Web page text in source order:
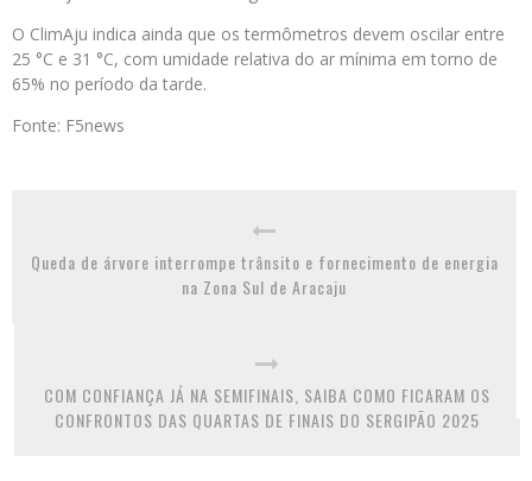
O ClimAju indica ainda que os termômetros devem oscilar entre
25 °C e 31 °C, com umidade relativa do ar mínima em torno de
65% no período da tarde.
Fonte: F5news
Queda de árvore interrompe trânsito e fornecimento de energia
na Zona Sul de Aracaju
COM CONFIANÇA JÁ NA SEMIFINAIS, SAIBA COMO FICARAM OS
CONFRONTOS DAS QUARTAS DE FINAIS DO SERGIPÃO 2025